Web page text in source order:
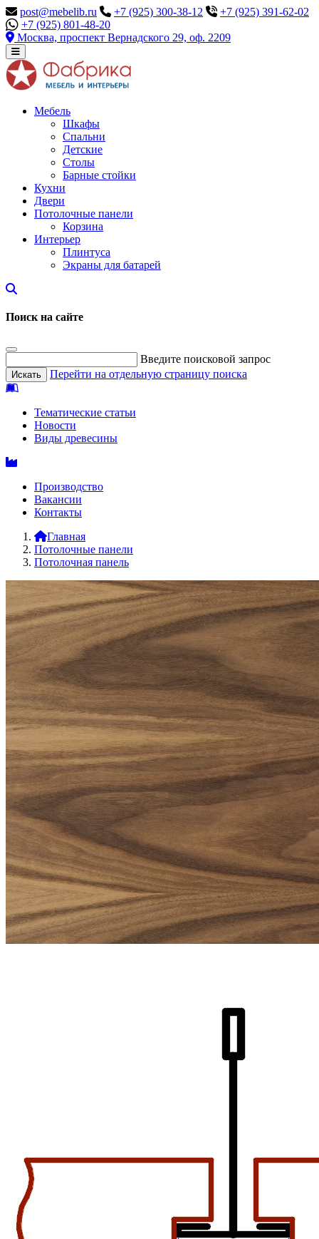
post@mebelib.ru +7 (925) 300-38-12
+7 (925) 391-62-02
+7 (925) 801-48-20
Москва, проспект Вернадского 29, оф. 2209
Мебель
Шкафы
Спальни
Детские
Столы
Барные стойки
Кухни
Двери
Потолочные панели
Корзина
Интерьер
Плинтуса
Экраны для батарей
Поиск на сайте
Введите поисковой запрос
Перейти на отдельную страницу поиска
Тематические статьи
Новости
Виды древесины
Производство
Вакансии
Контакты
Главная
Потолочные панели
Потолочная панель